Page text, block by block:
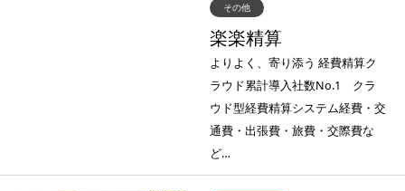
その他
楽楽精算
よりよく、寄り添う 経費精算ク
ラウド累計導入社数No.1 クラ
ウド型経費精算システム経費・交
通費・出張費・旅費・交際費な
ど…